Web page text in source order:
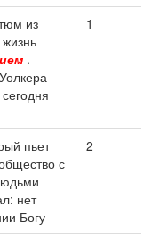
из
.
1
пьет
с
нет
Богу
2